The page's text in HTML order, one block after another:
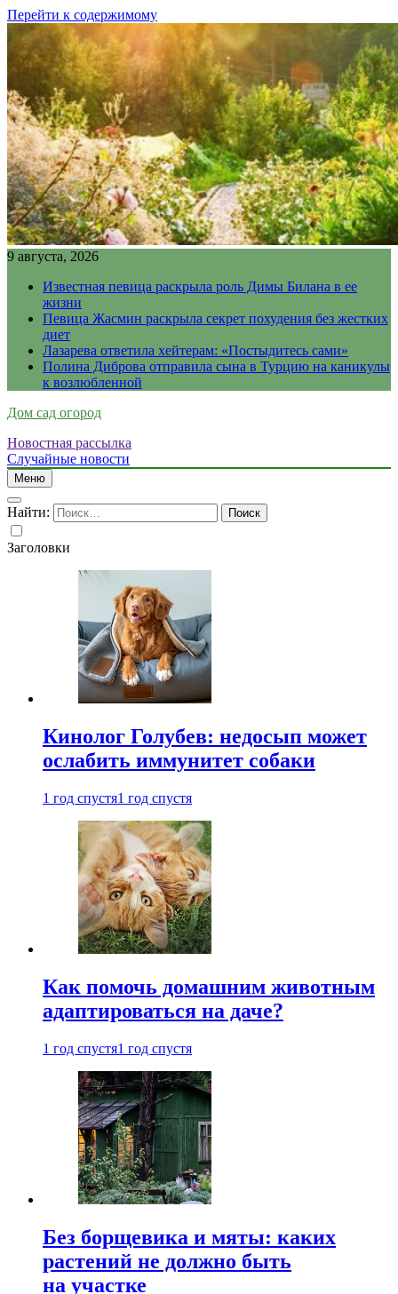
Перейти к содержимому
9 августа, 2026
Известная певица раскрыла роль Димы Билана в ее
жизни
Певица Жасмин раскрыла секрет похудения без жестких
диет
Лазарева ответила хейтерам: «Постыдитесь сами»
Полина Диброва отправила сына в Турцию на каникулы
к возлюбленной
Дом сад огород
Новостная рассылка
Случайные новости
Меню
Найти:
Заголовки
Кинолог Голубев: недосып может
ослабить иммунитет собаки
1 год спустя1 год спустя
Как помочь домашним животным
адаптироваться на даче?
1 год спустя1 год спустя
Без борщевика и мяты: каких
растений не должно быть
на участке